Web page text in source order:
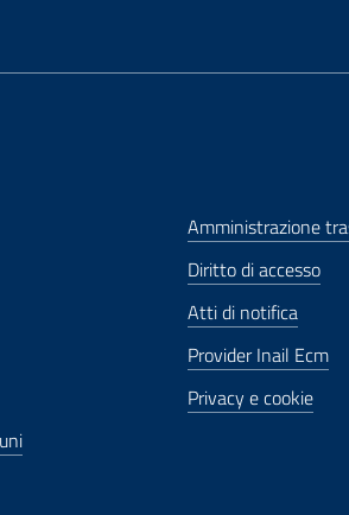
Amministrazione
Diritto di accesso
Atti di notifica
Provider Inail Ecm
Privacy e cookie